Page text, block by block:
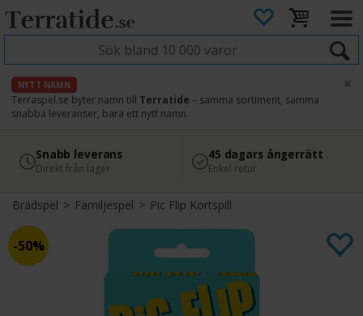
NYTT NAMN
Terraspel.se byter namn till Terratide – samma sortiment, samma
snabba leveranser, bara ett nytt namn.
×
4.8
Läs omdömen på Google
Säker betalning
med Svea
Snabb leverans
Direkt från lager
45 dagars ångerrätt
Enkel retur
Brädspel> Familjespel> Pic Flip Kortspill
50%